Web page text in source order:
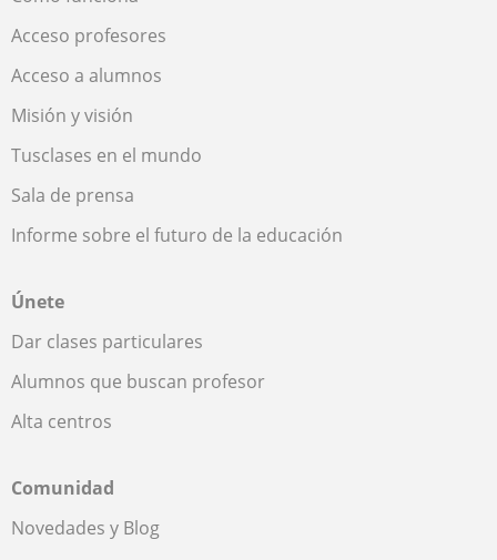
Acceso profesores
Acceso a alumnos
Misión y visión
Tusclases en el mundo
Sala de prensa
Informe sobre el futuro de la educación
Únete
Dar clases particulares
Alumnos que buscan profesor
Alta centros
Comunidad
Novedades y Blog